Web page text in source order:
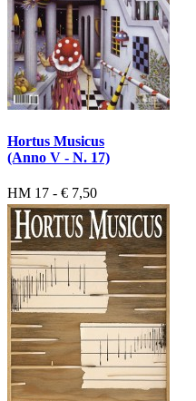
Hortus Musicus
(Anno V - N. 17)
HM 17 - € 7,50